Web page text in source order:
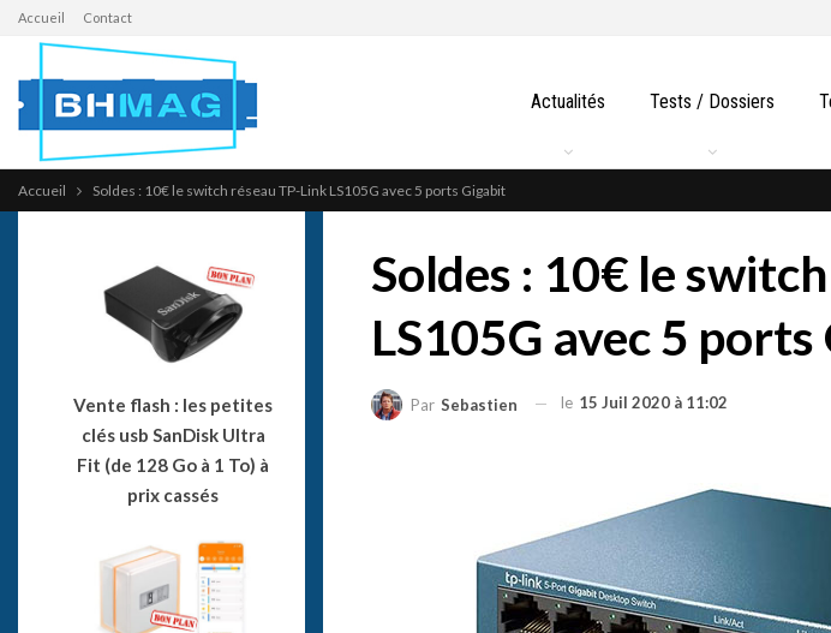
Accueil Contact
Actualités Tests / Dossiers
Accueil Soldes : 10€ le switch réseau TP-Link LS105G avec 5 ports Gigabit
Soldes : 10€ le
LS105G avec 5
Par Sebastien le 15 Juil 2020 à 11:02
Vente flash : les petites
clés usb SanDisk Ultra
Fit (de 128 Go à 1 To) à
prix cassés